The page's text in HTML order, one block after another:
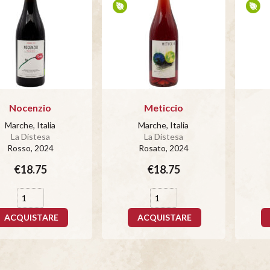
Nocenzio
Marche, Italia
La Distesa
Rosso, 2024
€18.75
ACQUISTARE
Meticcio
Marche, Italia
La Distesa
Rosato, 2024
€18.75
ACQUISTARE